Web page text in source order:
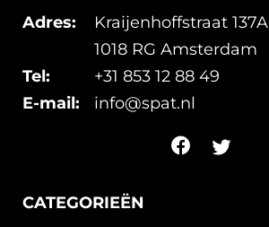
CATEGORIEËN
Adres:
Kraijenhoffstraat 137A
1018 RG Amsterdam
Tel:
+31 853 12 88 49
E-mail:
info@spat.nl